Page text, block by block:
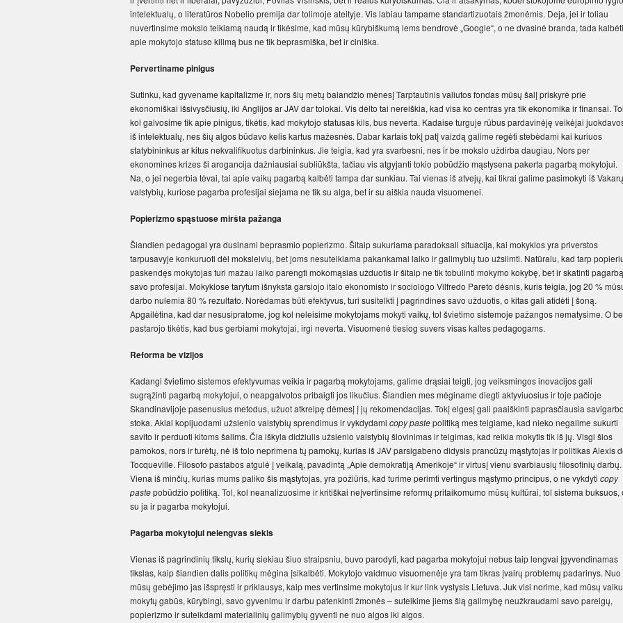
intelektualų, o literatūros Nobelio premija dar tolimoje ateityje. Vis labiau tampame standartizuotais žmonėmis. Deja, jei ir toliau
nuvertinsime mokslo teikiamą naudą ir tikėsime, kad mūsų kūrybiškumą lems bendrovė „Google“, o ne dvasinė branda, tada kalbėti
apie mokytojo statuso kilimą bus ne tik beprasmiška, bet ir ciniška.
Pervertiname pinigus
Sutinku, kad gyvename kapitalizme ir, nors šių metų balandžio mėnesį Tarptautinis valiutos fondas mūsų šalį priskyrė prie
ekonomiškai išsivysčiusių, iki Anglijos ar JAV dar tolokai. Vis dėlto tai nereiškia, kad visa ko centras yra tik ekonomika ir finansai.
kol galvosime tik apie pinigus, tikėtis, kad mokytojo statusas kils, bus neverta. Kadaise turguje rūbus pardavinėję veikėjai
iš intelektualų, nes šių algos būdavo kelis kartus mažesnės. Dabar kartais tokį patį vaizdą galime regėti stebėdami kai kuriuos
statybininkus ar kitus nekvalifikuotus darbininkus. Jie teigia, kad yra svarbesni, nes ir be mokslo uždirba daugiau, Nors per
ekonomines krizes ši arogancija dažniausiai subliūkšta, tačiau vis atgyjanti tokio pobūdžio mąstysena pakerta pagarbą mokytojui.
Na, o jei negerbia tėvai, tai apie vaikų pagarbą kalbėti tampa dar sunkiau. Tai vienas iš atvejų, kai tikrai galime pasimokyti iš Vakarų
valstybių, kuriose pagarba profesijai siejama ne tik su alga, bet ir su aiškia nauda visuomenei.
Popierizmo spąstuose miršta pažanga
Šiandien pedagogai yra dusinami beprasmio popierizmo. Šitaip sukuriama paradoksali situacija, kai mokyklos yra priverstos
tarpusavyje konkuruoti dėl moksleivių, bet joms nesuteikiama pakankamai laiko ir galimybių tuo užsiimti. Natūralu, kad tarp
paskendęs mokytojas turi mažau laiko parengti mokomąsias užduotis ir šitaip ne tik tobulinti mokymo kokybę, bet ir skatinti pagarbą
savo profesijai. Mokyklose tarytum išnyksta garsiojo italo ekonomisto ir sociologo Vilfredo Pareto dėsnis, kuris teigia, jog 20 %
darbo nulemia 80 % rezultato. Norėdamas būti efektyvus, turi susitelkti į pagrindines savo užduotis, o kitas gali atidėti į šoną.
Apgailėtina, kad dar nesusipratome, jog kol neleisime mokytojams mokyti vaikų, tol švietimo sistemoje pažangos nematysime. O be
pastarojo tikėtis, kad bus gerbiami mokytojai, irgi neverta. Visuomenė tiesiog suvers visas kaltes pedagogams.
Reforma be vizijos
Kadangi švietimo sistemos efektyvumas veikia ir pagarbą mokytojams, galime drąsiai teigti, jog veiksmingos inovacijos gali
sugrąžinti pagarbą mokytojui, o neapgalvotos pribaigti jos likučius. Šiandien mes mėginame diegti aktyviuosius ir toje pačioje
Skandinavijoje pasenusius metodus, užuot atkreipę dėmesį į jų rekomendacijas. Tokį elgesį gali paaiškinti paprasčiausia
stoka. Aklai kopijuodami užsienio valstybių sprendimus ir vykdydami copy pastepolitiką mes teigiame, kad nieko negalime sukurti
savito ir perduoti kitoms šalims. Čia iškyla didžiulis užsienio valstybių šlovinimas ir teigimas, kad reikia mokytis tik iš jų. Visgi šios
pamokos, nors ir turėtų, nė iš tolo neprimena tų pamokų, kurias iš JAV parsigabeno didysis prancūzų mąstytojas ir politikas Alexis
Tocqueville. Filosofo pastabos atgulė į veikalą, pavadintą „Apie demokratiją Amerikoje“ ir virtusį vienu svarbiausių filosofinių darbų.
Viena iš minčių, kurias mums paliko šis mąstytojas, yra požiūris, kad turime perimti vertingus mąstymo principus, o ne vykdyti copy
pastepobūdžio politiką. Tol, kol neanalizuosime ir kritiškai neįvertinsime reformų pritaikomumo mūsų kultūrai, tol sistema buksuos,
su ja ir pagarba mokytojui.
Pagarba mokytojui nelengvas siekis
Vienas iš pagrindinių tikslų, kurių siekiau šiuo straipsniu, buvo parodyti, kad pagarba mokytojui nebus taip lengvai įgyvendinamas
tikslas, kaip šiandien dalis politikų mėgina įsikalbėti. Mokytojo vaidmuo visuomenėje yra tam tikras įvairų problemų padarinys. Nuo
mūsų gebėjimo jas išspręsti ir priklausys, kaip mes vertinsime mokytojus ir kur link vystysis Lietuva. Juk visi norime, kad mūsų
mokytų gabūs, kūrybingi, savo gyvenimu ir darbu patenkinti žmonės – suteikime jiems šią galimybę neužkraudami savo pareigų,
popierizmo ir suteikdami materialinių galimybių gyventi ne nuo algos iki algos.